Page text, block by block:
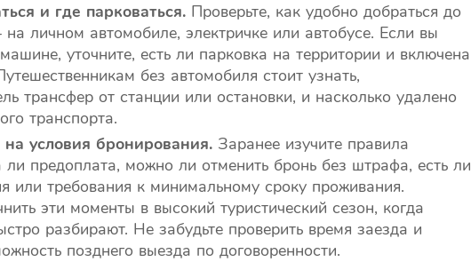
и где парковаться. Проверьте, как удобно добраться до
личном автомобиле, электричке или автобусе. Если вы
уточните, есть ли парковка на территории и включена
без автомобиля стоит узнать,
трансфер от станции или остановки, и насколько удалено
транспорта.
условия бронирования. Заранее изучите правила
предоплата, можно ли отменить бронь без штрафа, есть ли
или требования к минимальному сроку проживания.
эти моменты в высокий туристический сезон, когда
разбирают. Не забудьте проверить время заезда и
позднего выезда по договоренности.